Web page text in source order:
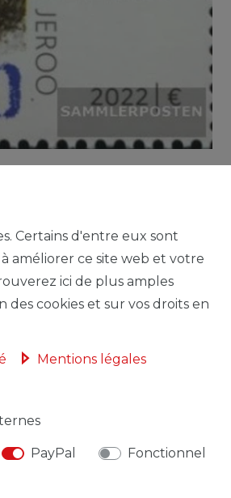
DE L'UE FABRICANT
Certains d'entre eux sont
améliorer ce site web et votre
ici de plus amples
cookies et sur vos droits en
Mentions légales
PayPal Fonctionnel